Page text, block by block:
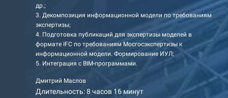
др.;
3. Декомпозиция информационной модели по требованиям
экспертизы;
4. Подготовка публикаций для экспертизы моделей в
формате IFC по требованиям Мосгосэкспертизы к
информационной модели. Формирование ИУЛ;
5. Интеграция с BIM-программами.
Дмитрий Маслов
Длительность: 8 часов 16 минут